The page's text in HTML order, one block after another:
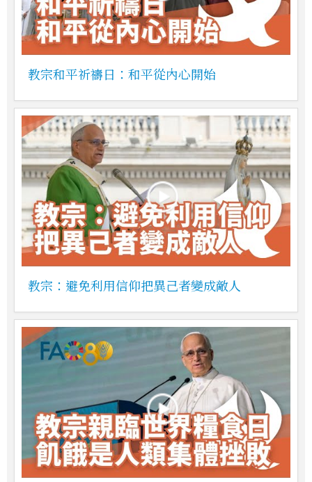
教宗和平祈禱日：和平從內心開始
教宗：避免利用信仰把異己者變成敵人